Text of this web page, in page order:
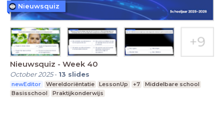
Nieuwsquiz - Week 40
October 2025- 13 slides
newEditor Wereldoriëntatie LessonUp +7
Middelbare school
Basisschool
Praktijkonderwijs
Nieuwsquiz